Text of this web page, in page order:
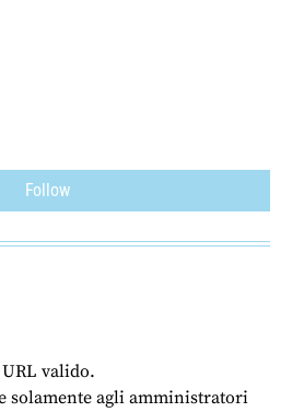
Follow
valido.
solamente agli amministratori